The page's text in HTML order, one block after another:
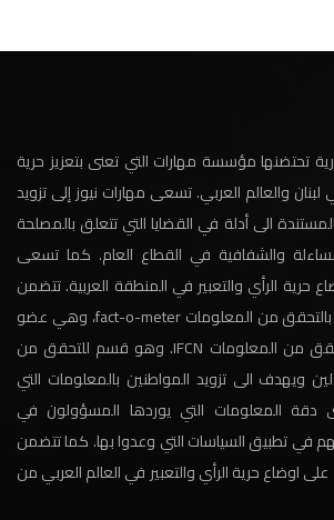
تحتضنها مؤسسة مهارات التي تعنى بتعزيز حرية
لبنان والعالم العربي. تسعى مهارات نيوز إلى تزويد
الى أدلة في القضايا التي تتعلق بالمصلحة
والشفافية في القطاع العام. كما تسعى
حرية الرأي والتعبير في المنطقة العربية. تتضمن
مهارات نيوز قسما خاصا بالتحقق من المعلومات fact-o-meter، وهي عضو
في الشبكة الدولية للتحقق من المعلومات IFCN. وهو قسم للتحقق من
ويهدف الى تزويد المواطنين بالمعلومات التي
دقة المعلومات التي يوردها المسؤولون في
في تطبيق السياسات التي وعدوا بها. كما تتضمن
اوضاع حرية الرأي والتعبير في العالم العربي من